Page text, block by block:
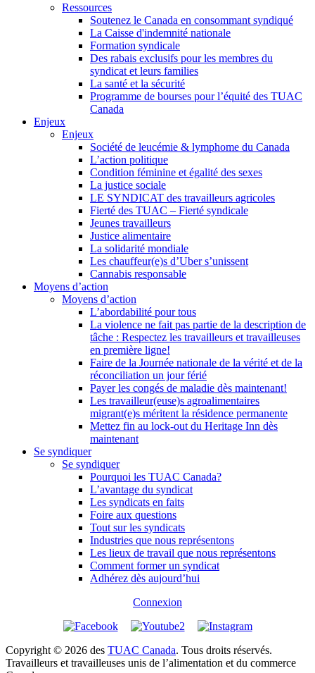
Ressources
Soutenez le Canada en consommant syndiqué
La Caisse d'indemnité nationale
Formation syndicale
Des rabais exclusifs pour les membres du
syndicat et leurs families
La santé et la sécurité
Programme de bourses pour l’équité des TUAC
Canada
Enjeux
Enjeux
Société de leucémie & lymphome du Canada
L’action politique
Condition féminine et égalité des sexes
La justice sociale
LE SYNDICAT des travailleurs agricoles
Fierté des TUAC – Fierté syndicale
Jeunes travailleurs
Justice alimentaire
La solidarité mondiale
Les chauffeur(e)s d’Uber s’unissent
Cannabis responsable
Moyens d’action
Moyens d’action
L’abordabilité pour tous
La violence ne fait pas partie de la description de
tâche : Respectez les travailleurs et travailleuses
en première ligne!
Faire de la Journée nationale de la vérité et de la
réconciliation un jour férié
Payer les congés de maladie dès maintenant!
Les travailleur(euse)s agroalimentaires
migrant(e)s méritent la résidence permanente
Mettez fin au lock-out du Heritage Inn dès
maintenant
Se syndiquer
Se syndiquer
Pourquoi les TUAC Canada?
L’avantage du syndicat
Les syndicats en faits
Foire aux questions
Tout sur les syndicats
Industries que nous représentons
Les lieux de travail que nous représentons
Comment former un syndicat
Adhérez dès aujourd’hui
Connexion
Copyright © 2026 des TUAC Canada. Tous droits réservés.
Travailleurs et travailleuses unis de l’alimentation et du commerce